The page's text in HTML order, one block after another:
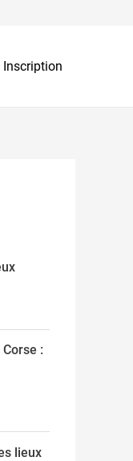
Inscription
:
lieux